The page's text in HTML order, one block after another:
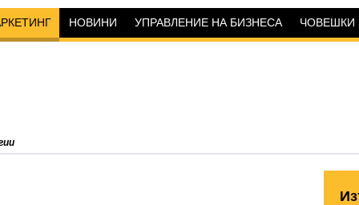
НОВИНИ УПРАВЛЕНИЕ НА БИЗНЕСА ЧОВЕШКИ